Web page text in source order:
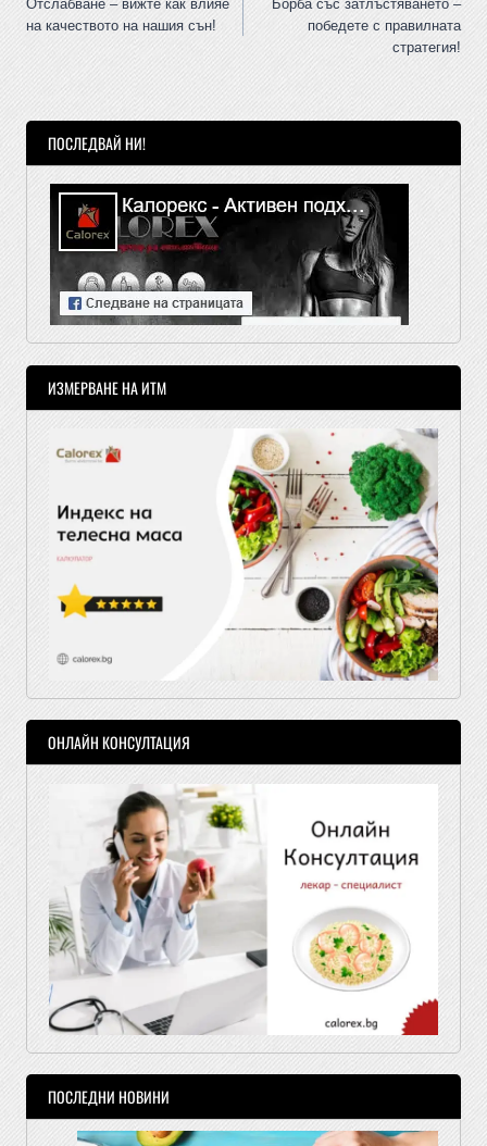
Отслабване – вижте как влияе
на качеството на нашия сън!
Борба със затлъстяването –
победете с правилната
стратегия!
ПОСЛЕДВАЙ НИ!
ИЗМЕРВАНЕ НА ИТМ
ОНЛАЙН КОНСУЛТАЦИЯ
ПОСЛЕДНИ НОВИНИ